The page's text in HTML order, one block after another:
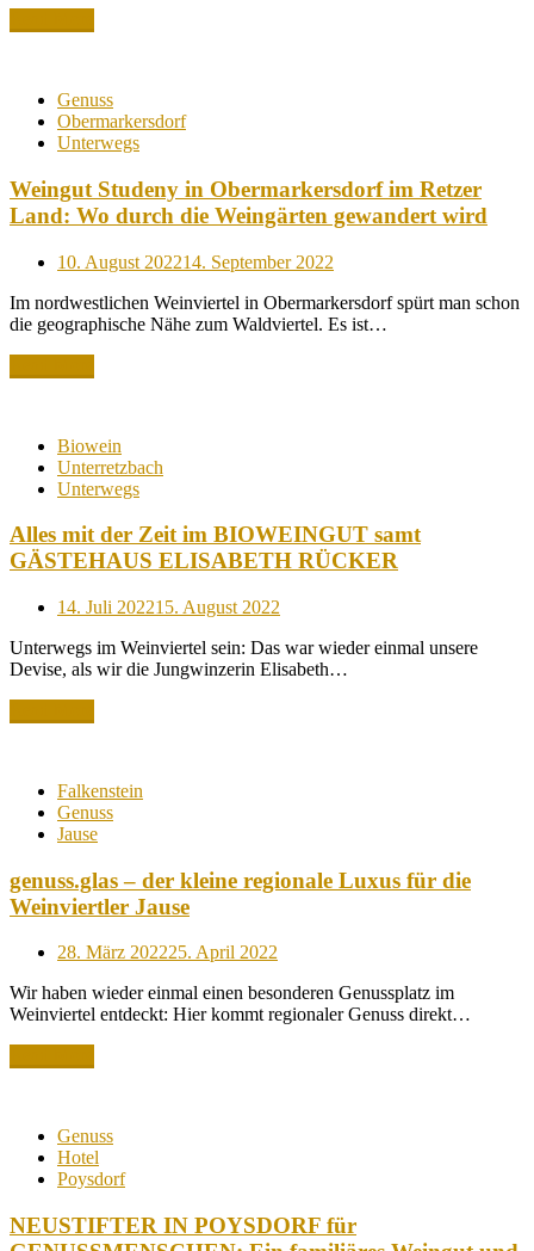
Genuss
Obermarkersdorf
Unterwegs
Weingut Studeny in Obermarkersdorf im Retzer
Land: Wo durch die Weingärten gewandert wird
Posted
10. August 202214. September 2022
Im nordwestlichen Weinviertel in Obermarkersdorf spürt man schon
die geographische Nähe zum Waldviertel. Es ist…
Biowein
Unterretzbach
Unterwegs
Alles mit der Zeit im BIOWEINGUT samt
GÄSTEHAUS ELISABETH RÜCKER
Posted
14. Juli 202215. August 2022
Unterwegs im Weinviertel sein: Das war wieder einmal unsere
Devise, als wir die Jungwinzerin Elisabeth…
Falkenstein
Genuss
Jause
genuss.glas – der kleine regionale Luxus für die
Weinviertler Jause
Posted
28. März 202225. April 2022
Wir haben wieder einmal einen besonderen Genussplatz im
Weinviertel entdeckt: Hier kommt regionaler Genuss direkt…
Genuss
Hotel
Poysdorf
NEUSTIFTER IN POYSDORF für